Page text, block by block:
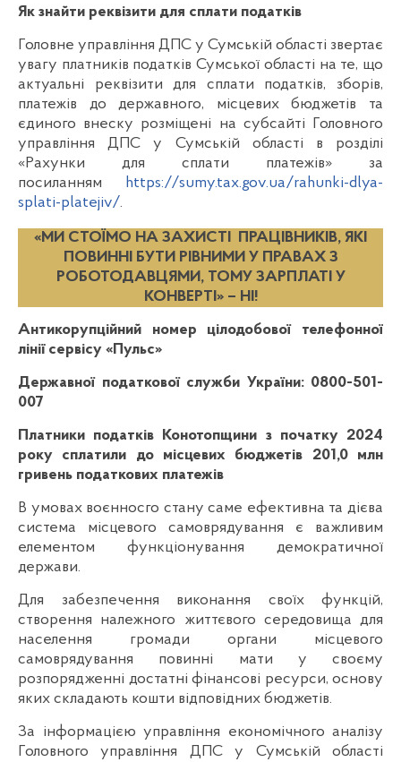
Як знайти реквізити для сплати податків
Головне управління ДПС у Сумській області звертає
увагу платників податків Сумської області на те, що
актуальні реквізити для сплати податків, зборів,
платежів до державного, місцевих бюджетів та
єдиного внеску розміщені на субсайті Головного
управління ДПС у Сумській області в розділі
«Рахунки для сплати платежів» за
посиланням https://sumy.tax.gov.ua/rahunki-dlya-
splati-platejiv/.
«МИ СТОЇМО НА ЗАХИСТІ ПРАЦІВНИКІВ, ЯКІ
ПОВИННІ БУТИ РІВНИМИ У ПРАВАХ З
РОБОТОДАВЦЯМИ, ТОМУ ЗАРПЛАТІ У
КОНВЕРТІ» – НІ!
Антикорупційний номер цілодобової телефонної
лінії сервісу «Пульс»
Державної податкової служби України: 0800-501-
007
Платники податків Конотопщини з початку 2024
року сплатили до місцевих бюджетів 201,0 млн
гривень податкових платежів
В умовах воєнносго стану саме ефективна та дієва
система місцевого самоврядування є важливим
елементом функціонування демократичної
держави.
Для забезпечення виконання своїх функцій,
створення належного життєвого середовища для
населення громади органи місцевого
самоврядування повинні мати у своєму
розпорядженні достатні фінансові ресурси, основу
яких складають кошти відповідних бюджетів.
За інформацією управління економічного аналізу
Головного управління ДПС у Сумській області